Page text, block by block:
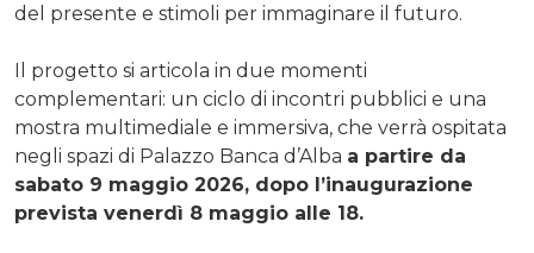
del presente e stimoli per immaginare il futuro.
Il progetto si articola in due momenti
complementari: un ciclo di incontri pubblici e una
mostra multimediale e immersiva, che verrà ospitata
negli spazi di Palazzo Banca d’Alba a partire da
sabato 9 maggio 2026, dopo l’inaugurazione
prevista venerdì 8 maggio alle 18.